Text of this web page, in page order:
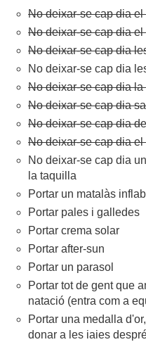
No deixar-se cap dia el
No deixar-se cap dia
No deixar-se cap dia
No deixar-se cap dia
No deixar-se cap dia
No deixar-se cap dia
No deixar-se cap dia
No deixar-se cap dia el
No deixar-se cap dia
la taquilla
Portar un matalàs
Portar pales i galledes
Portar crema solar
Portar after-sun
Portar un parasol
Portar tot de gent que
natació (entra com a
Portar una medalla
donar a les iaies